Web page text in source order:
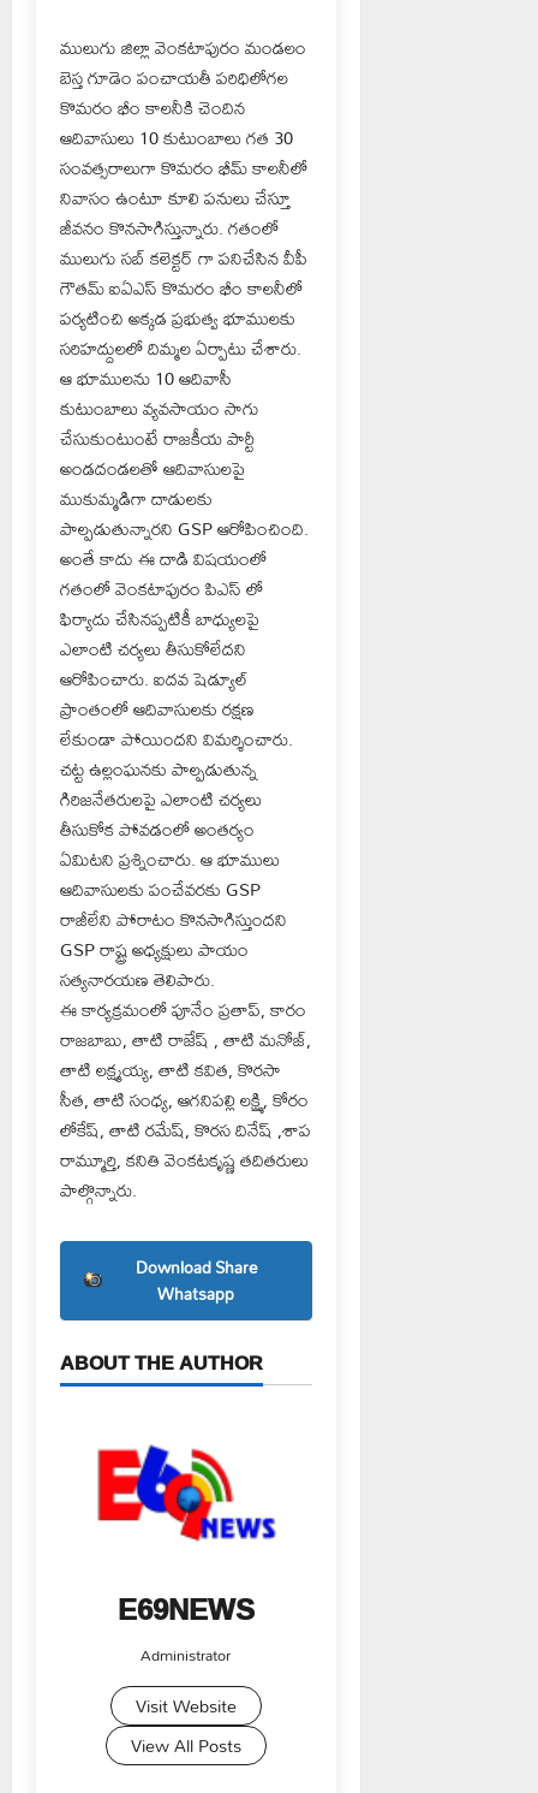
ములుగు జిల్లా వెంకటాపురం మండలం
బెస్త గూడెం పంచాయతీ పరిధిలోగల
కొమరం భీం కాలనీకి చెందిన
ఆదివాసులు 10 కుటుంబాలు గత 30
సంవత్సరాలుగా కొమరం భీమ్ కాలనీలో
నివాసం ఉంటూ కూలి పనులు చేస్తూ
జీవనం కొనసాగిస్తున్నారు. గతంలో
ములుగు సబ్ కలెక్టర్ గా పనిచేసిన వీపీ
గౌతమ్ ఐఏఎస్ కొమరం భీం కాలనీలో
పర్యటించి అక్కడ ప్రభుత్వ భూములకు
సరిహద్దులలో దిమ్మల ఏర్పాటు చేశారు.
ఆ భూములను 10 ఆదివాసీ
కుటుంబాలు వ్యవసాయం సాగు
చేసుకుంటుంటే రాజకీయ పార్టీ
అండదండలతో ఆదివాసులపై
ముకుమ్మడిగా దాడులకు
పాల్పడుతున్నారని GSP ఆరోపించింది.
అంతే కాదు ఈ దాడి విషయంలో
గతంలో వెంకటాపురం పిఎస్ లో
ఫిర్యాదు చేసినప్పటికీ బాధ్యులపై
ఎలాంటి చర్యలు తీసుకోలేదని
ఆరోపించారు. ఐదవ షెడ్యూల్
ప్రాంతంలో ఆదివాసులకు రక్షణ
లేకుండా పోయిందని విమర్శించారు.
చట్ట ఉల్లంఘనకు పాల్పడుతున్న
గిరిజనేతరులపై ఎలాంటి చర్యలు
తీసుకోక పోవడంలో అంతర్యం
ఏమిటని ప్రశ్నించారు. ఆ భూములు
ఆదివాసులకు పంచేవరకు GSP
రాజీలేని పోరాటం కొనసాగిస్తుందని
GSP రాష్ట్ర అధ్యక్షులు పాయం
సత్యనారయణ తెలిపారు.
ఈ కార్యక్రమంలో పూనేం ప్రతాప్, కారం
రాజబాబు, తాటి రాజేష్ , తాటి మనోజ్,
తాటి లక్ష్మయ్య, తాటి కవిత, కొరసా
సీత, తాటి సంధ్య, ఆగనిపల్లి లక్ష్మి, కోరం
లోకేష్, తాటి రమేష్, కొరస దినేష్ ,శాప
రామ్మూర్తి, కనితి వెంకటకృష్ణ తదితరులు
పాల్గొన్నారు.
Download Share
Whatsapp
ABOUT THE AUTHOR
E69NEWS
Administrator
Visit Website
View All Posts